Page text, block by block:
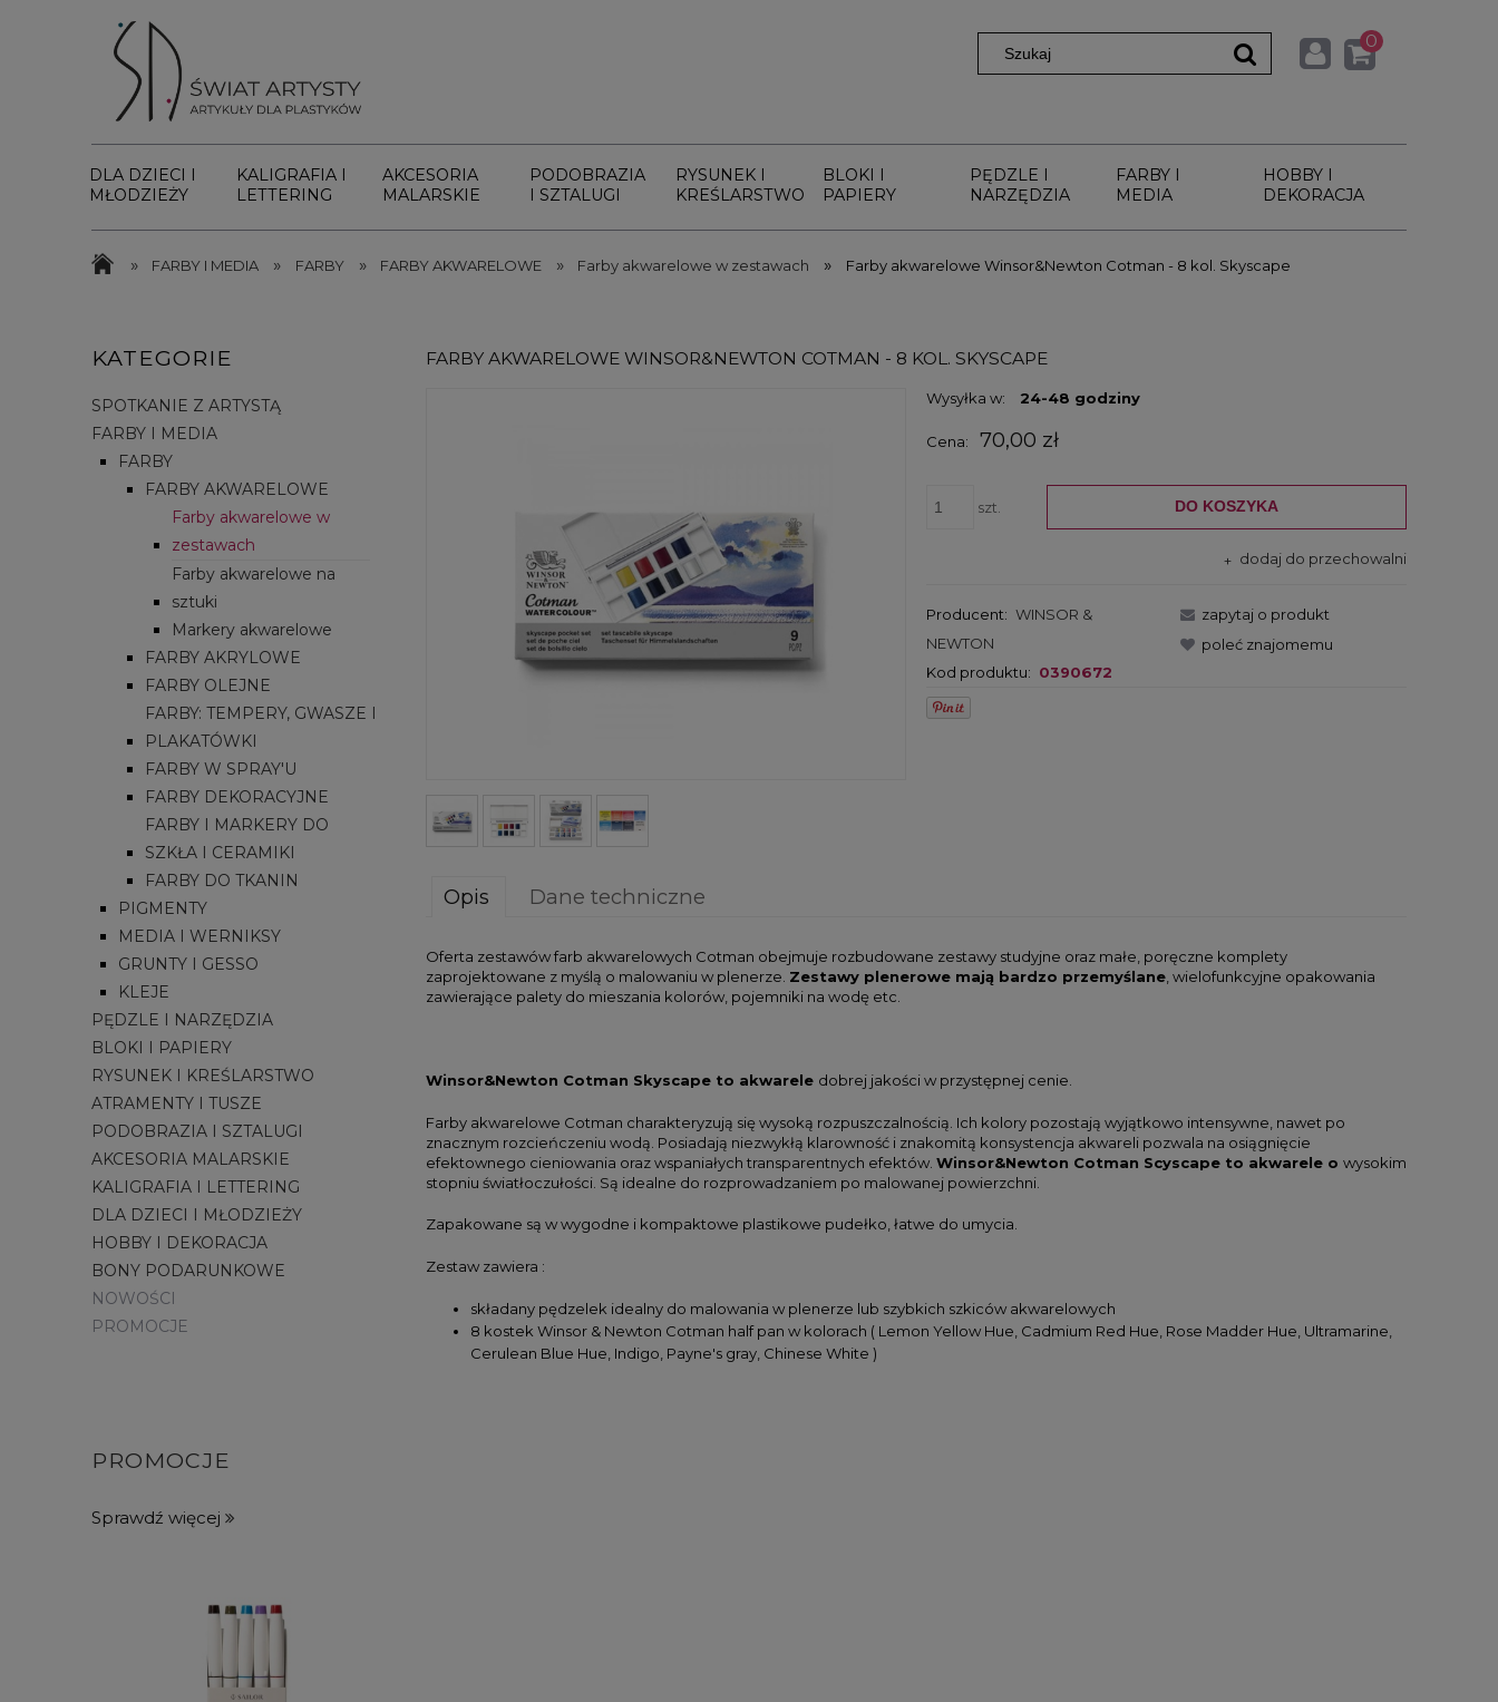
0
DLA DZIECI I
MŁODZIEŻY
KALIGRAFIA I
LETTERING
AKCESORIA
MALARSKIE
PODOBRAZIA
I SZTALUGI
RYSUNEK I
KREŚLARSTWO
BLOKI I
PAPIERY
PĘDZLE I
NARZĘDZIA
FARBY I
MEDIA
HOBBY I
DEKORACJA
» FARBY I MEDIA » FARBY » FARBY AKWARELOWE » Farby akwarelowe w zestawach » Farby akwarelowe Winsor&Newton Cotman - 8 kol. Skyscape
KATEGORIE
SPOTKANIE Z ARTYSTĄ
FARBY I MEDIA
FARBY
FARBY AKWARELOWE
Farby akwarelowe w
zestawach
Farby akwarelowe na
sztuki
Markery akwarelowe
FARBY AKRYLOWE
FARBY OLEJNE
FARBY: TEMPERY, GWASZE I
PLAKATÓWKI
FARBY W SPRAY'U
FARBY DEKORACYJNE
FARBY I MARKERY DO
SZKŁA I CERAMIKI
FARBY DO TKANIN
PIGMENTY
MEDIA I WERNIKSY
GRUNTY I GESSO
KLEJE
PĘDZLE I NARZĘDZIA
BLOKI I PAPIERY
RYSUNEK I KREŚLARSTWO
ATRAMENTY I TUSZE
PODOBRAZIA I SZTALUGI
AKCESORIA MALARSKIE
KALIGRAFIA I LETTERING
DLA DZIECI I MŁODZIEŻY
HOBBY I DEKORACJA
BONY PODARUNKOWE
NOWOŚCI
PROMOCJE
PROMOCJE
Sprawdź więcej
FARBY AKWARELOWE WINSOR&NEWTON COTMAN - 8 KOL. SKYSCAPE
Wysyłka w: 24-48 godziny
Cena: 70,00 zł
szt. DO KOSZYKA
dodaj do przechowalni
Producent: WINSOR &
NEWTON
Kod produktu: 0390672
zapytaj o produkt
poleć znajomemu
Opis Dane techniczne
Oferta zestawów farb akwarelowych Cotman obejmuje rozbudowane zestawy studyjne oraz małe, poręczne komplety
zaprojektowane z myślą o malowaniu w plenerze. Zestawy plenerowe mają bardzo przemyślane, wielofunkcyjne opakowania
zawierające palety do mieszania kolorów, pojemniki na wodę etc.
Winsor&Newton Cotman Skyscape to akwarele dobrej jakości w przystępnej cenie.
Farby akwarelowe Cotman charakteryzują się wysoką rozpuszczalnością. Ich kolory pozostają wyjątkowo intensywne, nawet po
znacznym rozcieńczeniu wodą. Posiadają niezwykłą klarowność i znakomitą konsystencja akwareli pozwala na osiągnięcie
efektownego cieniowania oraz wspaniałych transparentnych efektów. Winsor&Newton Cotman Scyscape to akwarele o wysokim
stopniu światłoczułości. Są idealne do rozprowadzaniem po malowanej powierzchni.
Zapakowane są w wygodne i kompaktowe plastikowe pudełko, łatwe do umycia.
Zestaw zawiera :
składany pędzelek idealny do malowania w plenerze lub szybkich szkiców akwarelowych
8 kostek Winsor & Newton Cotman half pan w kolorach ( Lemon Yellow Hue, Cadmium Red Hue, Rose Madder Hue, Ultramarine,
Cerulean Blue Hue, Indigo, Payne's gray, Chinese White )